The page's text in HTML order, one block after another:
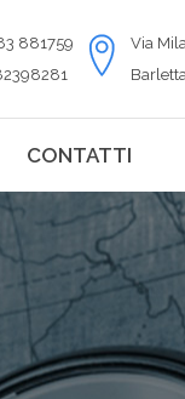
881759
Via
CONTATTI